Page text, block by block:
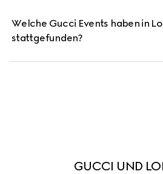
Welche Gucci Events haben in
stattgefunden?
GUCCI UND